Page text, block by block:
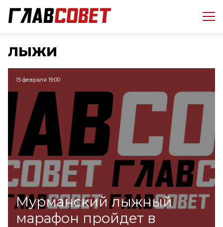
лыжи
15 февраля 19:00
Мурманский лыжный
марафон пройдет в